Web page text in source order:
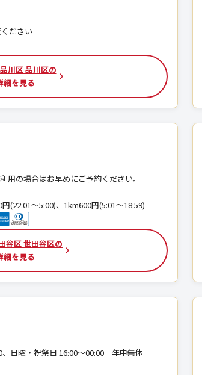
ださい
川区 品川区の
細を見る
の場合はお早めにご予約ください。
(22:01～5:00)、1km600円(5:01～18:59)
谷区 世田谷区の
細を見る
、日曜・祝祭日 16:00〜00:00 年中無休